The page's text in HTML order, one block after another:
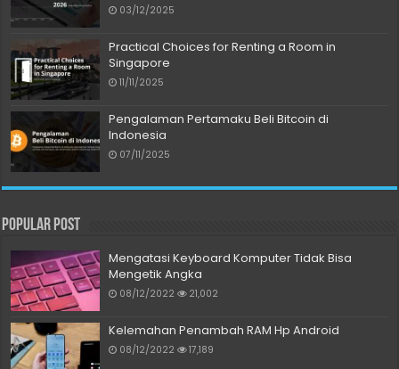
03/12/2025
Practical Choices for Renting a Room in
Singapore
11/11/2025
Pengalaman Pertamaku Beli Bitcoin di
Indonesia
07/11/2025
Popular Post
Mengatasi Keyboard Komputer Tidak Bisa
Mengetik Angka
08/12/2022 21,002
Kelemahan Penambah RAM Hp Android
08/12/2022 17,189